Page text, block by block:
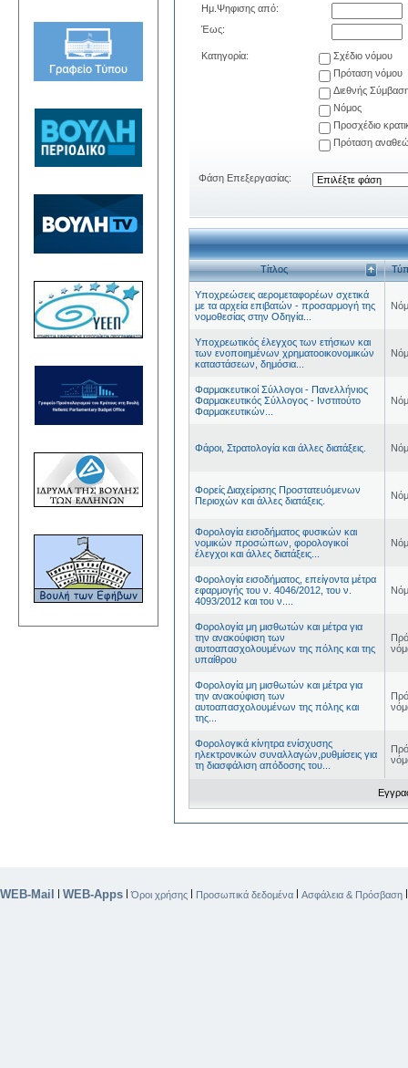
Ημ.Ψηφισης από:
Έως:
Κατηγορία:
Σχέδιο νόμου
Πρόταση νόμου
Διεθνής
Νόμος
Προσχέδιο
Πρόταση
Φάση Επεξεργασίας:
Τίτλος
Υποχρεώσεις αερομεταφορέων σχετικά
με τα αρχεία επιβατών - προσαρμογή της
νομοθεσίας στην Οδηγία...
Υποχρεωτικός έλεγχος των ετήσιων και
των ενοποιημένων χρηματοοικονομικών
καταστάσεων, δημόσια...
Φαρμακευτικοί Σύλλογοι - Πανελλήνιος
Φαρμακευτικός Σύλλογος - Ινστιτούτο
Φαρμακευτικών...
Φάροι, Στρατολογία και άλλες διατάξεις.
Φορείς Διαχείρισης Προστατευόμενων
Περιοχών και άλλες διατάξεις.
Φορολογία εισοδήματος φυσικών και
νομικών προσώπων, φορολογικοί
έλεγχοι και άλλες διατάξεις...
Φορολογία εισοδήματος, επείγοντα μέτρα
εφαρμογής του ν. 4046/2012, του ν.
4093/2012 και του ν....
Φορολογία μη μισθωτών και μέτρα για
την ανακούφιση των
αυτοαπασχολουμένων της πόλης και της
υπαίθρου
Φορολογία μη μισθωτών και μέτρα για
την ανακούφιση των
αυτοαπασχολουμένων της πόλης και
της...
Φορολογικά κίνητρα ενίσχυσης
ηλεκτρονικών συναλλαγών,ρυθμίσεις για
τη διασφάλιση απόδοσης του...
WEB-Mail | WEB-Apps |Όροι χρήσης | Προσωπικά δεδομένα | Ασφάλεια & Πρόσβαση